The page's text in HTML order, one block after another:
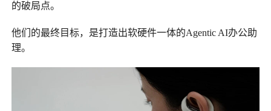
的破局点。
他们的最终目标，是打造出软硬件一体的Agentic AI办公助
理。